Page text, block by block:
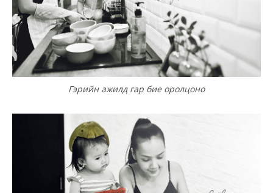
Гэрийн ажилд гар бие оролцоно